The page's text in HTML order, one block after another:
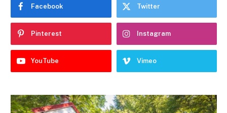
Facebook Twitter
Pinterest Instagram
YouTube Vimeo